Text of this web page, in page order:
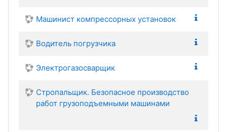
Машинист компрессорных установок
Водитель погрузчика
Электрогазосварщик
Стропальщик. Безопасное производство
работ грузоподъемными машинами